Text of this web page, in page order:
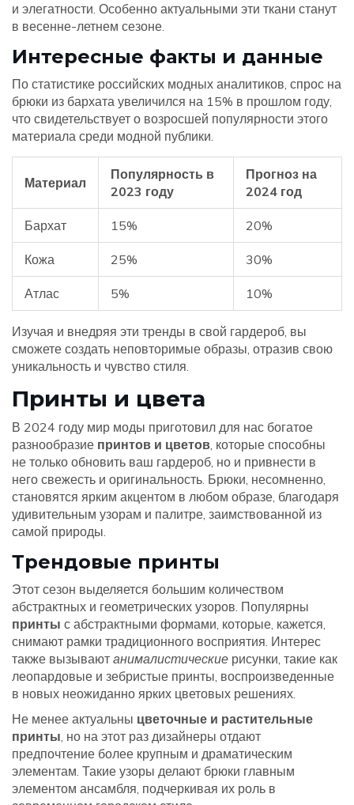
и элегатности. Особенно актуальными эти ткани станут
в весенне-летнем сезоне.
Интересные факты и данные
По статистике российских модных аналитиков, спрос на
брюки из бархата увеличился на 15% в прошлом году,
что свидетельствует о возросшей популярности этого
материала среди модной публики.
Материал
Популярность в
2023 году
Прогноз на
2024 год
Бархат 15% 20%
Кожа 25% 30%
Атлас 5% 10%
Изучая и внедряя эти тренды в свой гардероб, вы
сможете создать неповторимые образы, отразив свою
уникальность и чувство стиля.
Принты и цвета
В 2024 году мир моды приготовил для нас богатое
разнообразие принтов и цветов, которые способны
не только обновить ваш гардероб, но и привнести в
него свежесть и оригинальность. Брюки, несомненно,
становятся ярким акцентом в любом образе, благодаря
удивительным узорам и палитре, заимствованной из
самой природы.
Трендовые принты
Этот сезон выделяется большим количеством
абстрактных и геометрических узоров. Популярны
принты с абстрактными формами, которые, кажется,
снимают рамки традиционного восприятия. Интерес
также вызывают анималистические рисунки, такие как
леопардовые и зебристые принты, воспроизведенные
в новых неожиданно ярких цветовых решениях.
Не менее актуальны цветочные и растительные
принты, но на этот раз дизайнеры отдают
предпочтение более крупным и драматическим
элементам. Такие узоры делают брюки главным
элементом ансамбля, подчеркивая их роль в